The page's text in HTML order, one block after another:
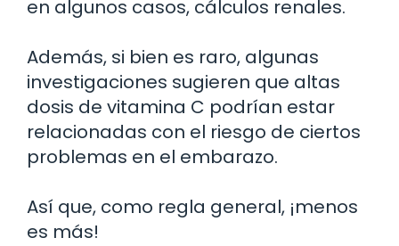
en algunos casos, cálculos renales.
Además, si bien es raro, algunas
investigaciones sugieren que altas
dosis de vitamina C podrían estar
relacionadas con el riesgo de ciertos
problemas en el embarazo.
Así que, como regla general, ¡menos
es más!